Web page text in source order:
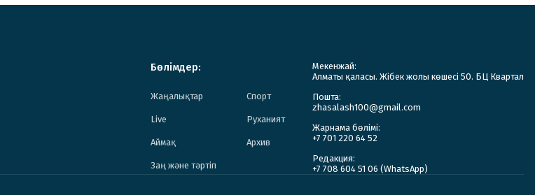
Бөлімдер:
Жаңалықтар Спорт
Live Руханият
Аймақ Архив
Заң және тәртіп
Мекенжай:
Алматы қаласы. Жібек жолы көшесі 50. БЦ Квартал
Пошта:
zhasalash100@gmail.com
Жарнама бөлімі:
+7 701 220 64 52
Редакция:
+7 708 604 51 06 (WhatsApp)